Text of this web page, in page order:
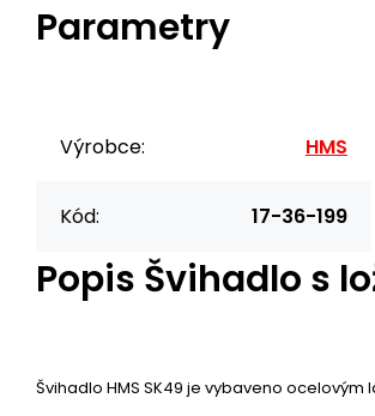
Parametry
Výrobce: HMS
Kód: 17-36-199
Popis Švihadlo s
Švihadlo HMS SK49 je vybaveno